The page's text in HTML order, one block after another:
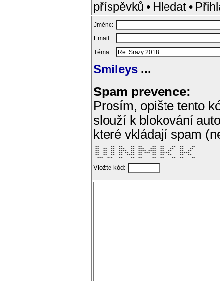
příspěvků • Hledat •
Jméno:
Email:
Téma:
Smileys ...
Spam prevence:
Prosím, opište tento
slouží k blokování
které vkládají spam
**      **  **    **  **     **  **    **  **    **
**  **  **  ***   **  ***   ***  **   **   **   **
**  **  **  ****  **  **** ****  **  **    **  **
**  **  **  ** ** **  ** *** **  *****     *****
**  **  **  **  ****  **     **  **  **    **  **
**  **  **  **   ***  **     **  **   **   **   **
  ***  ***   **    **  **     **  **    **  **    **
Vložte kód: